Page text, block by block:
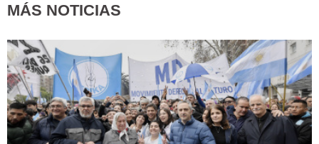
MÁS NOTICIAS